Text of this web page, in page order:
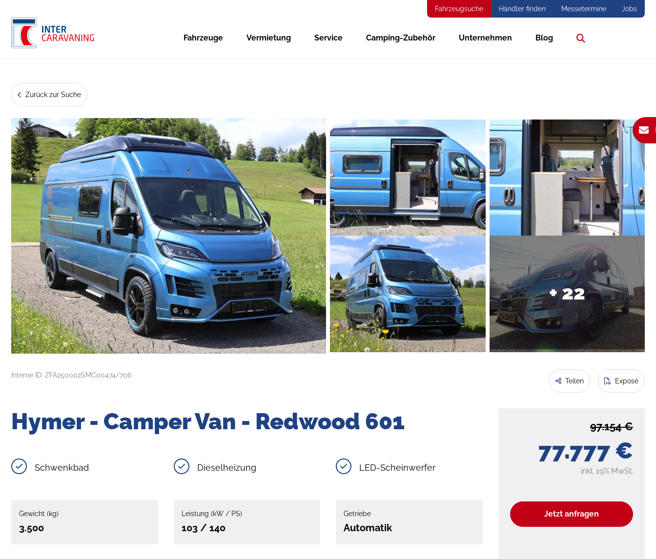
Fahrzeugsuche Händler finden Messetermine Jobs
Fahrzeuge Vermietung Service Camping-Zubehör Unternehmen Blog
Zurück zur Suche
+ 22
Interne ID: ZFA250002SMC00474/706
Teilen Exposé
77.777 €
97.154 €
inkl. 19% MwSt.
Jetzt anfragen
Hymer - Camper Van - Redwood 601
Schwenkbad Dieselheizung LED-Scheinwerfer
Gewicht (kg)
3.500
Leistung (kW / PS)
103 / 140
Getriebe
Automatik